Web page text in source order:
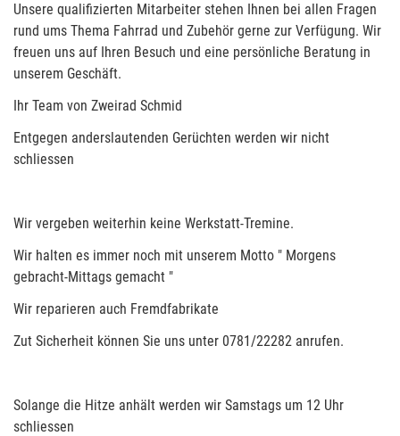
Unsere qualifizierten Mitarbeiter stehen Ihnen bei allen Fragen
rund ums Thema Fahrrad und Zubehör gerne zur Verfügung. Wir
freuen uns auf Ihren Besuch und eine persönliche Beratung in
unserem Geschäft.
Ihr Team von Zweirad Schmid
Entgegen anderslautenden Gerüchten werden wir nicht
schliessen
Wir vergeben weiterhin keine Werkstatt-Tremine.
Wir halten es immer noch mit unserem Motto " Morgens
gebracht-Mittags gemacht "
Wir reparieren auch Fremdfabrikate
Zut Sicherheit können Sie uns unter 0781/22282 anrufen.
Solange die Hitze anhält werden wir Samstags um 12 Uhr
schliessen